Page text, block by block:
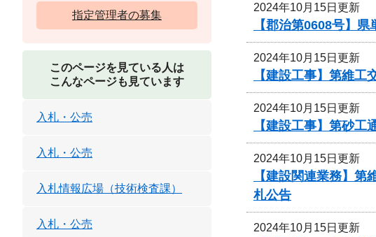
2024年10月15日更新
【郡治第0608号】
2024年10月15日更新
【建設工事】第維
2024年10月15日更新
【建設工事】第砂
2024年10月15日更新
【建設関連業務】
札公告
2024年10月15日更新
指定管理者の募集
このページを見ている人は
こんなページも見ています
入札・公売
入札・公売
入札情報広場（技術検査課）
入札・公売